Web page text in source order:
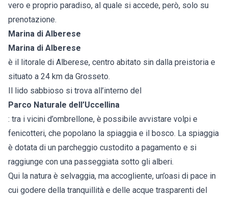
vero e proprio paradiso, al quale si accede, però, solo su
prenotazione.
Marina di Alberese
Marina di Alberese
è il litorale di Alberese, centro abitato sin dalla preistoria e
situato a 24 km da Grosseto.
Il lido sabbioso si trova all’interno del
Parco Naturale dell’Uccellina
: tra i vicini d’ombrellone, è possibile avvistare volpi e
fenicotteri, che popolano la spiaggia e il bosco. La spiaggia
è dotata di un parcheggio custodito a pagamento e si
raggiunge con una passeggiata sotto gli alberi.
Qui la natura è selvaggia, ma accogliente, un’oasi di pace in
cui godere della tranquillità e delle acque trasparenti del